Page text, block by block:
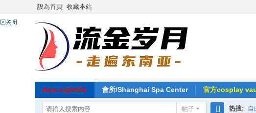
設為首頁 收藏本站
Asia nightlife 會所/Shanghai Spa Center 官方cosplay
帖子 热搜: 自